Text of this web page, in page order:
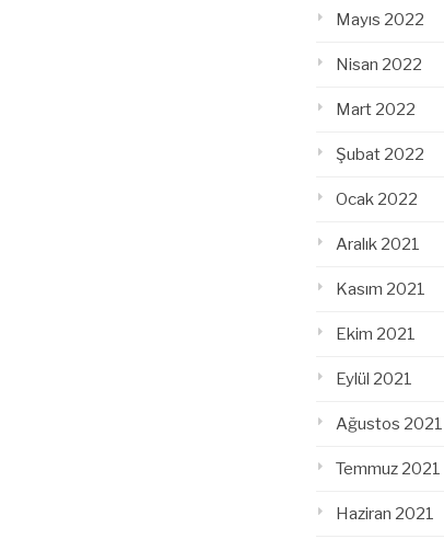
Mayıs 2022
Nisan 2022
Mart 2022
Şubat 2022
Ocak 2022
Aralık 2021
Kasım 2021
Ekim 2021
Eylül 2021
Ağustos 2021
Temmuz 2021
Haziran 2021